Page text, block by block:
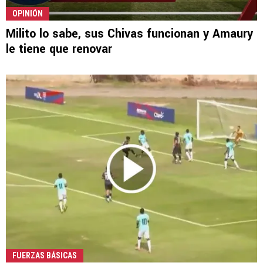
OPINIÓN
Milito lo sabe, sus Chivas funcionan y Amaury
le tiene que renovar
FUERZAS BÁSICAS